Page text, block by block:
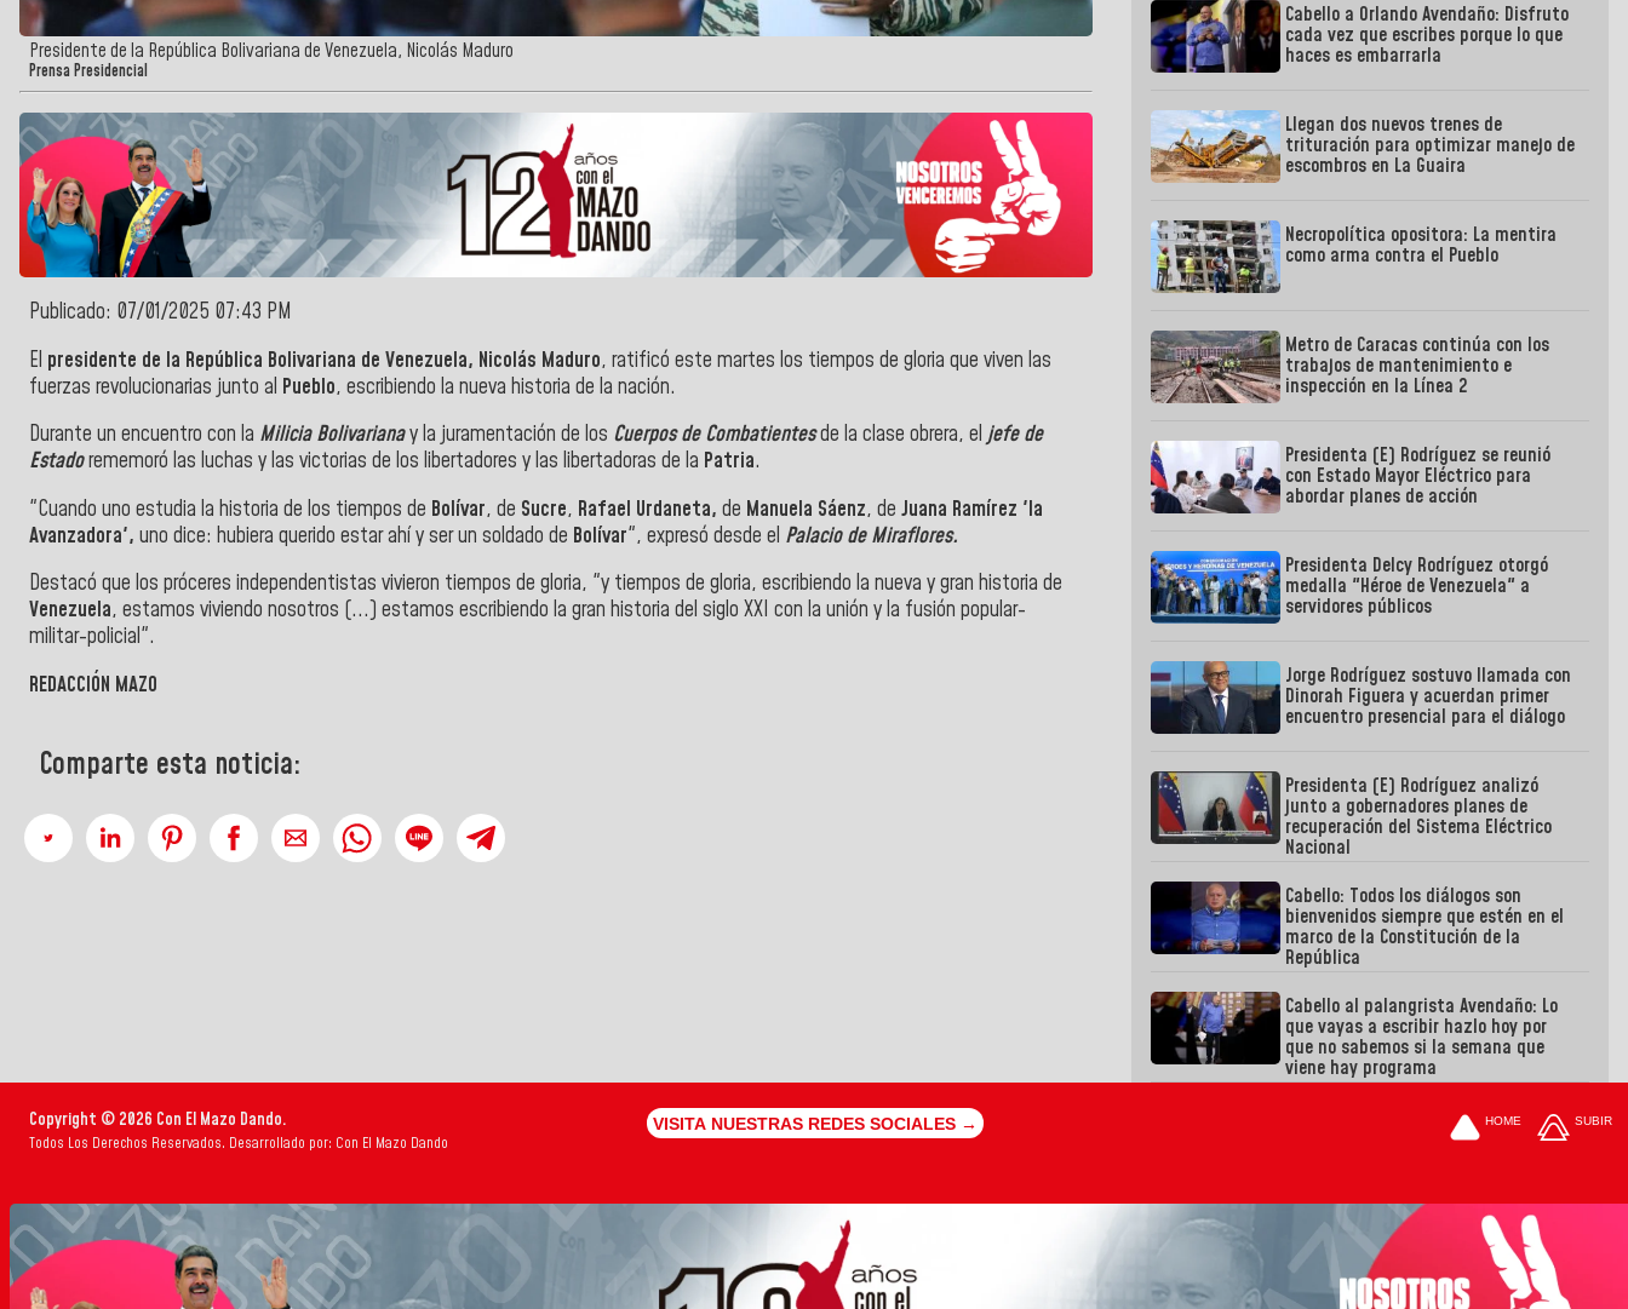
Presidente de la República Bolivariana de Venezuela, Nicolás Maduro
Prensa Presidencial
Publicado: 07/01/2025 07:43 PM
El presidente de la República Bolivariana de Venezuela, Nicolás Maduro, ratificó este martes los tiempos de gloria que viven las
fuerzas revolucionarias junto al Pueblo, escribiendo la nueva historia de la nación.
Durante un encuentro con la Milicia Bolivarianay la juramentación de los Cuerpos de Combatientesde la clase obrera, eljefe de
Estadorememoró las luchas y las victorias de los libertadores y las libertadoras de la Patria.
"Cuando uno estudia la historia de los tiempos de Bolívar, de Sucre, Rafael Urdaneta, de Manuela Sáenz, de Juana Ramírez 'la
Avanzadora', uno dice: hubiera querido estar ahí y ser un soldado de Bolívar", expresó desde el Palacio de Miraflores.
Destacó que los próceres independentistas vivieron tiempos de gloria, "y tiempos de gloria, escribiendo la nueva y gran historia de
Venezuela, estamos viviendo nosotros (...) estamos escribiendo la gran historia del siglo XXI con la unión y la fusión popular-
militar-policial".
REDACCIÓN MAZO
Comparte esta noticia:
Cabello a Orlando Avendaño: Disfruto
cada vez que escribes porque lo que
haces es embarrarla
Llegan dos nuevos trenes de
trituración para optimizar manejo de
escombros en La Guaira
Necropolítica opositora: La mentira
como arma contra el Pueblo
Metro de Caracas continúa con los
trabajos de mantenimiento e
inspección en la Línea 2
Presidenta (E) Rodríguez se reunió
con Estado Mayor Eléctrico para
abordar planes de acción
Presidenta Delcy Rodríguez otorgó
medalla "Héroe de Venezuela" a
servidores públicos
Jorge Rodríguez sostuvo llamada con
Dinorah Figuera y acuerdan primer
encuentro presencial para el diálogo
Presidenta (E) Rodríguez analizó
junto a gobernadores planes de
recuperación del Sistema Eléctrico
Nacional
Cabello: Todos los diálogos son
bienvenidos siempre que estén en el
marco de la Constitución de la
República
Cabello al palangrista Avendaño: Lo
que vayas a escribir hazlo hoy por
que no sabemos si la semana que
viene hay programa
Copyright © 2026 Con El Mazo Dando.
Todos Los Derechos Reservados. Desarrollado por: Con El Mazo Dando
VISITA NUESTRAS REDES SOCIALES → HOME SUBIR